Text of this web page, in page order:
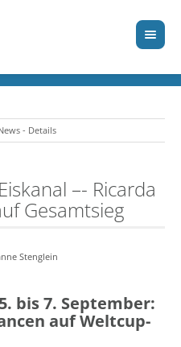
- Details
–- Ricarda
Gesamtsieg
Stenglein
bis 7. September:
auf Weltcup-